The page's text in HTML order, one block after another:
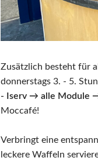
Zusätzlich besteht für
donnerstags 3. - 5.
- Iserv → alle Module
Moccafé!
Verbringt eine
leckere Waffeln